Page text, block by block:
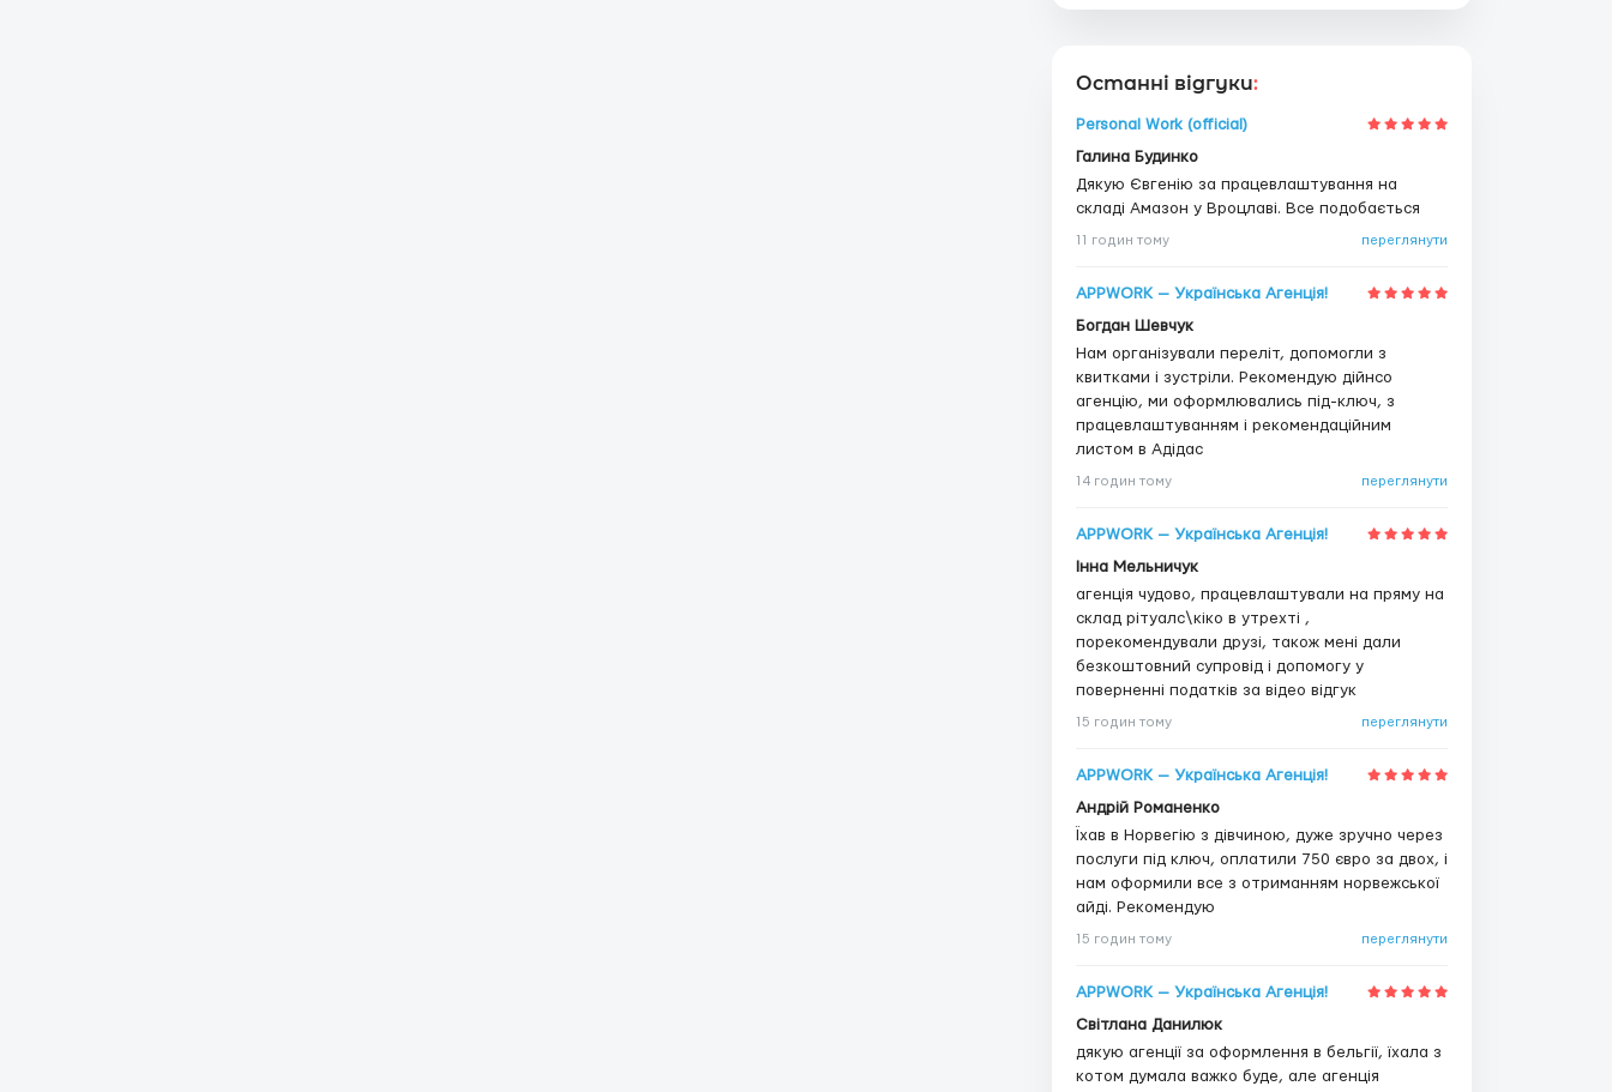
Останні відгуки:
Personal Work (official)
Галина Будинко
Дякую Євгенію за працевлаштування на
складі Амазон у Вроцлаві. Все подобається
11 годин тому переглянути
APPWORK — Українська Агенція!
Богдан Шевчук
Нам організували переліт, допомогли з
квитками і зустріли. Рекомендую дійнсо
агенцію, ми оформлювались під-ключ, з
працевлаштуванням і рекомендаційним
листом в Адідас
14 годин тому переглянути
APPWORK — Українська Агенція!
Інна Мельничук
агенція чудово, працевлаштували на пряму на
склад рітуалс\кіко в утрехті ,
порекомендували друзі, також мені дали
безкоштовний супровід і допомогу у
поверненні податків за відео відгук
15 годин тому переглянути
APPWORK — Українська Агенція!
Андрій Романенко
Їхав в Норвегію з дівчиною, дуже зручно через
послуги під ключ, оплатили 750 євро за двох, і
нам оформили все з отриманням норвежської
айді. Рекомендую
15 годин тому переглянути
APPWORK — Українська Агенція!
Світлана Данилюк
дякую агенції за оформлення в бельгії, їхала з
котом думала важко буде, але агенція